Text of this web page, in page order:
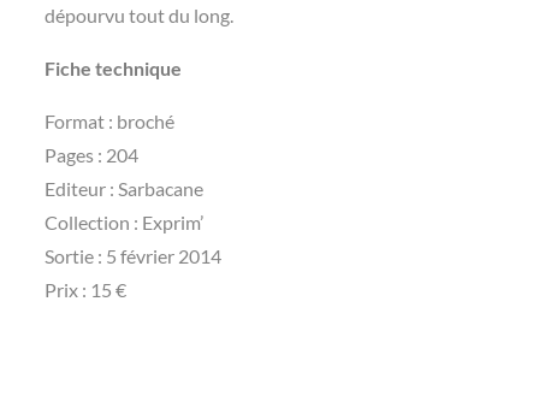
dépourvu tout du long.
Fiche technique
Format : broché
Pages : 204
Editeur : Sarbacane
Collection : Exprim’
Sortie : 5 février 2014
Prix : 15 €